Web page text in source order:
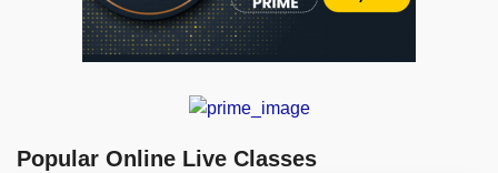
Popular Online Live Classes